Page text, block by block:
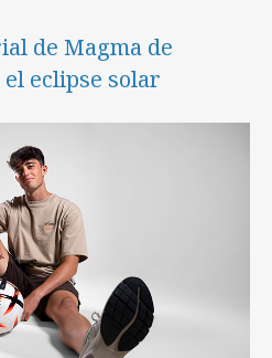
de Magma de
eclipse solar